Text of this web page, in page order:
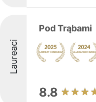
Laureaci
Pod Trąbami
8.8